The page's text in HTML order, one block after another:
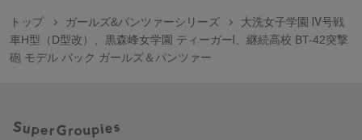
トップ ガールズ&パンツァーシリーズ
大洗女子学園 Ⅳ号戦
車H型（D型改）、黒森峰女学園 ティーガーⅠ、継続高校 BT-42突撃
砲 モデル バック ガールズ＆パンツァー